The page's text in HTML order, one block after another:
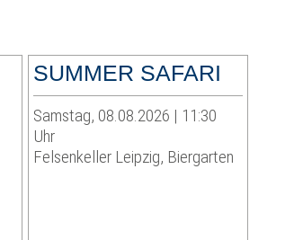
SUMMER SAFARI
Samstag, 08.08.2026 | 11:30
Uhr
Felsenkeller Leipzig, Biergarten